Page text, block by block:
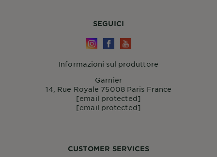
CUSTOMER SERVICES
SEGUICI
Informazioni sul produttore
Garnier
14, Rue Royale 75008 Paris France
[email protected]
[email protected]